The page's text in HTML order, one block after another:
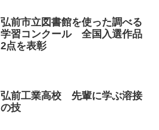
弘前市立図書館を使った調べる
学習コンクール 全国入選作品
2点を表彰
弘前工業高校 先輩に学ぶ溶接
の技